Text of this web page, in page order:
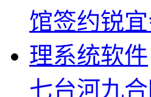
七台河九